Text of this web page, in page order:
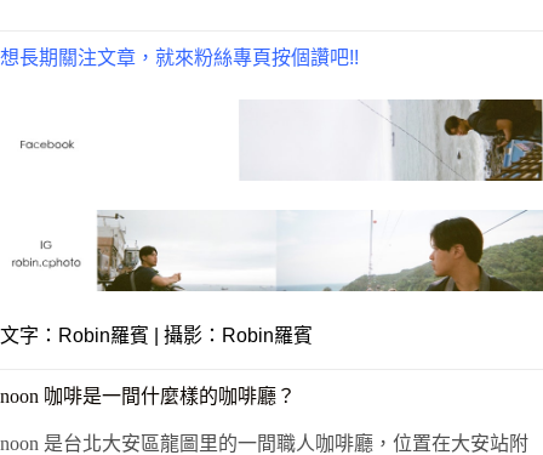
想長期關注文章，就來粉絲專頁按個讚吧!!
文字： Robin羅賓 | 攝影：Robin羅賓
noon 咖啡是一間什麼樣的咖啡廳？
noon 是台北大安區龍圖里的一間職人咖啡廳，位置在大安站附